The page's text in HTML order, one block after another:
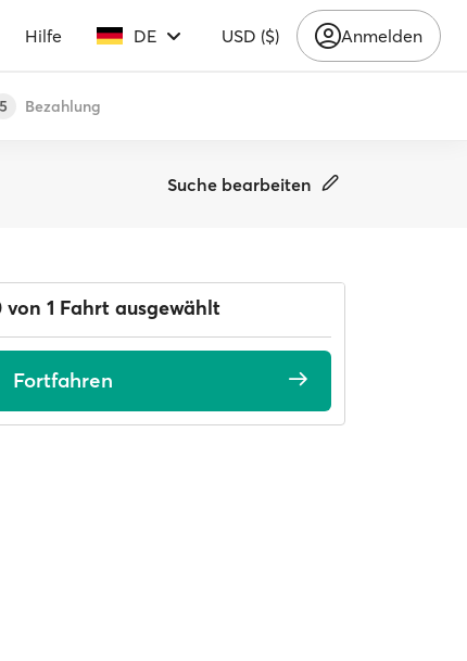
Hilfe DE USD ($) Anmelden
5 Bezahlung
Suche bearbeiten
von 1 Fahrt ausgewählt
Fortfahren